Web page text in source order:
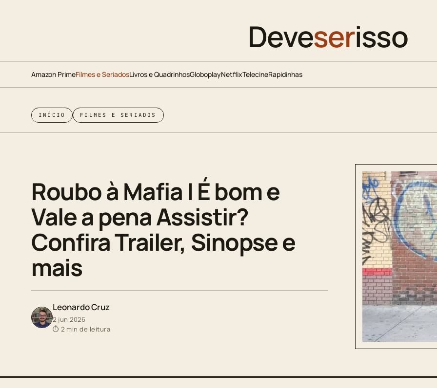
Deveserisso
Amazon PrimeFilmes e SeriadosLivros e QuadrinhosGloboplayNetflixTelecineRapidinhas
INÍCIO FILMES E SERIADOS
Roubo à Mafia | É bom e
Vale a pena Assistir?
Confira Trailer, Sinopse e
mais
Leonardo Cruz
2 jun 2026
⏱ 2 min de leitura